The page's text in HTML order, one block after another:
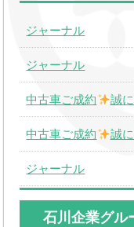
ジャーナル
ジャーナル
中古車ご成約 誠
中古車ご成約 誠
ジャーナル
石川企業グル